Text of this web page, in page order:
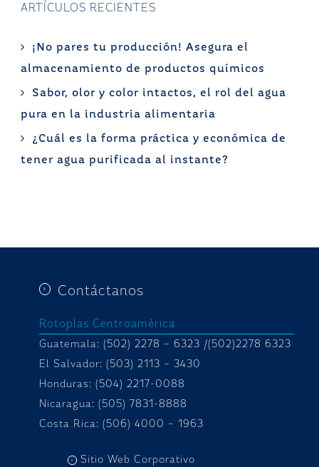
ARTÍCULOS RECIENTES
¡No pares tu producción! Asegura el
almacenamiento de productos químicos
Sabor, olor y color intactos, el rol del agua
pura en la industria alimentaria
¿Cuál es la forma práctica y económica de
tener agua purificada al instante?
Contáctanos
Rotoplas Centroamérica
Guatemala: (502) 2278 – 6323 /(502)2278 6323
El Salvador: (503) 2113 – 3430
Honduras: (504) 2217-0088
Nicaragua: (505) 7831-8888
Costa Rica: (506) 4000 – 1963
Sitio Web Corporativo